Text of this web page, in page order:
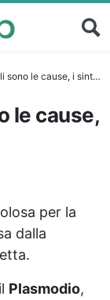
cause, i sintomi e come si cura
le cause,
per la
dalla
Plasmodio,